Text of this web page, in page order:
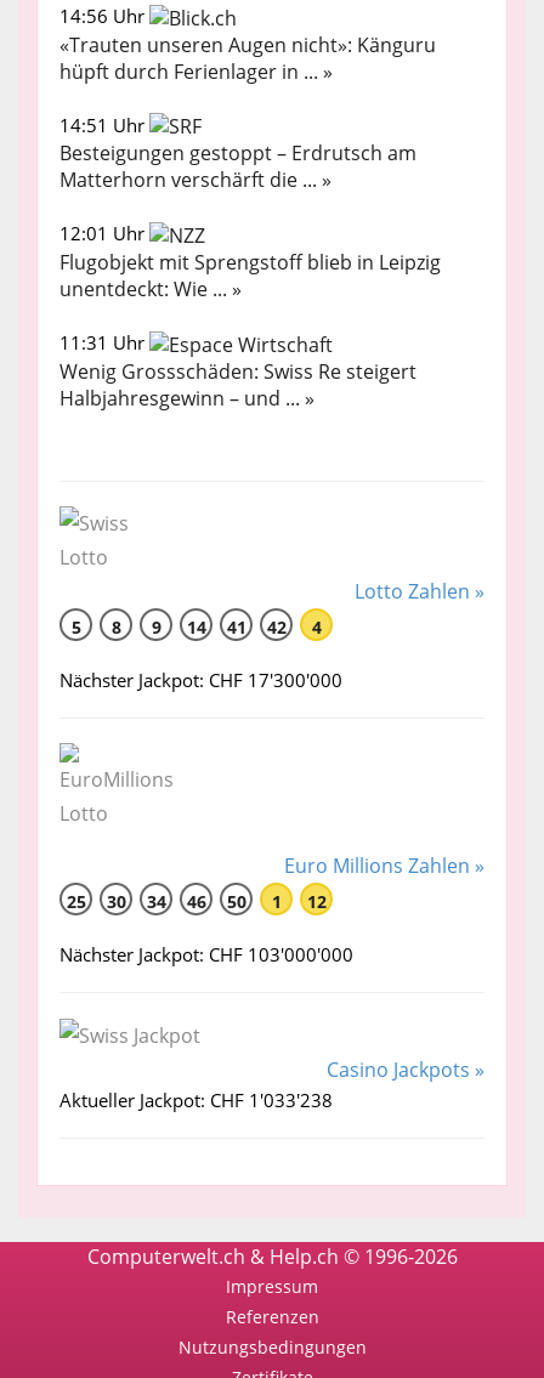
14:56 Uhr
«Trauten unseren Augen nicht»: Känguru
hüpft durch Ferienlager in ... »
14:51 Uhr
Besteigungen gestoppt – Erdrutsch am
Matterhorn verschärft die ... »
12:01 Uhr
Flugobjekt mit Sprengstoff blieb in Leipzig
unentdeckt: Wie ... »
11:31 Uhr
Wenig Grossschäden: Swiss Re steigert
Halbjahresgewinn – und ... »
Lotto Zahlen »
5 8 9 14 41 42 4
Nächster Jackpot: CHF 17'300'000
Euro Millions Zahlen »
25 30 34 46 50 1 12
Nächster Jackpot: CHF 103'000'000
Casino Jackpots »
Aktueller Jackpot: CHF 1'033'238
Computerwelt.ch & Help.ch © 1996-2026
Impressum
Referenzen
Nutzungsbedingungen